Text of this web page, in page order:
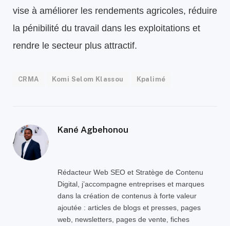
vise à améliorer les rendements agricoles, réduire
la pénibilité du travail dans les exploitations et
rendre le secteur plus attractif.
CRMA Komi Selom Klassou Kpalimé
Kané Agbehonou
Rédacteur Web SEO et Stratège de Contenu
Digital, j’accompagne entreprises et marques
dans la création de contenus à forte valeur
ajoutée : articles de blogs et presses, pages
web, newsletters, pages de vente, fiches